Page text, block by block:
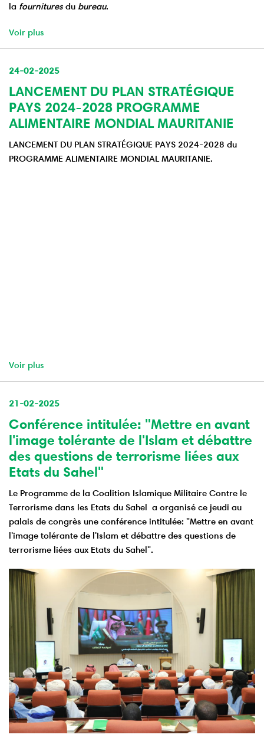
la fournitures du bureau.
Voir plus
24-02-2025
LANCEMENT DU PLAN STRATÉGIQUE
PAYS 2024-2028 PROGRAMME
ALIMENTAIRE MONDIAL MAURITANIE
LANCEMENT DU PLAN STRATÉGIQUE PAYS 2024-2028 du
PROGRAMME ALIMENTAIRE MONDIAL MAURITANIE.
Voir plus
21-02-2025
Conférence intitulée: "Mettre en avant
l'image tolérante de l'Islam et débattre
des questions de terrorisme liées aux
Etats du Sahel"
Le Programme de la Coalition Islamique Militaire Contre le
Terrorisme dans les Etats du Sahel a organisé ce jeudi au
palais de congrès une conférence intitulée: "Mettre en avant
l'image tolérante de l'Islam et débattre des questions de
terrorisme liées aux Etats du Sahel".